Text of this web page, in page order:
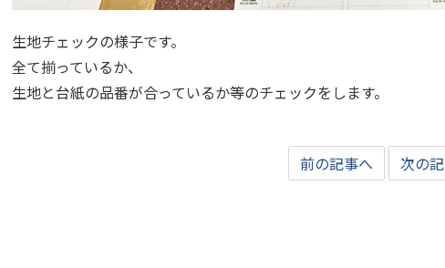
生地チェックの様子です。
全て揃っているか、
生地と台紙の品番が合っているか等のチェックをします。
前の記事へ 次の